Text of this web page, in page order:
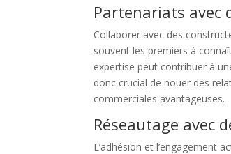
Partenariats avec
Collaborer avec des
souvent les premiers à
expertise peut contribuer à
donc crucial de nouer des
commerciales avantageuses.
Réseautage avec
L’adhésion et l’engagement